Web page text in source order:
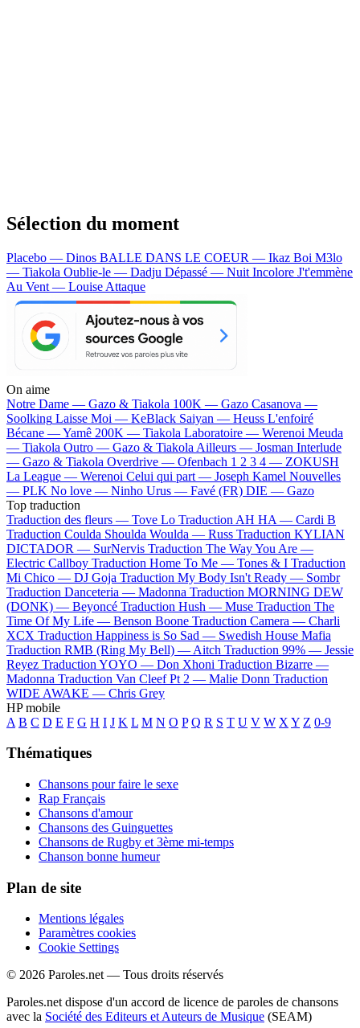
Sélection du moment
Placebo — Dinos BALLE DANS LE COEUR — Ikaz Boi M3lo
— Tiakola Oublie-le — Dadju Dépassé — Nuit Incolore J't'emmène
Au Vent — Louise Attaque
On aime
Notre Dame — Gazo & Tiakola 100K — Gazo Casanova —
Soolking Laisse Moi — KeBlack Saiyan — Heuss L'enfoiré
Bécane —Yamê 200K — Tiakola Laboratoire — Werenoi Meuda
— Tiakola Outro — Gazo & Tiakola Ailleurs — Josman Interlude
— Gazo & Tiakola Overdrive — Ofenbach 1 2 3 4 — ZOKUSH
La League — Werenoi Celui qui part — Joseph Kamel Nouvelles
— PLK No love — Ninho Urus — Favé (FR) DIE — Gazo
Top traduction
Traduction des fleurs — Tove Lo Traduction AH HA — Cardi B
Traduction Coulda Shoulda Woulda — Russ Traduction KYLIAN
DICTADOR — SurNervis Traduction The Way You Are —
Electric Callboy Traduction Home To Me — Tones & I Traduction
Mi Chico — DJ Goja Traduction My Body Isn't Ready — Sombr
Traduction Danceteria — Madonna Traduction MORNING DEW
(DONK) — Beyoncé Traduction Hush — Muse Traduction The
Time Of My Life — Benson Boone Traduction Camera — Charli
XCX Traduction Happiness is So Sad — Swedish House Mafia
Traduction RMB (Ring My Bell) — Aitch Traduction 99% — Jessie
Reyez Traduction YOYO — Don Xhoni Traduction Bizarre —
Madonna Traduction Van Cleef Pt 2 — Malie Donn Traduction
WIDE AWAKE — Chris Grey
HP mobile
A B C D E F G H I J K L M N O P Q R S T U V W X Y Z 0-9
Thématiques
Chansons pour faire le sexe
Rap Français
Chansons d'amour
Chansons des Guinguettes
Chansons de Rugby et 3ème mi-temps
Chanson bonne humeur
Plan de site
Mentions légales
Paramètres cookies
Cookie Settings
© 2026 Paroles.net — Tous droits réservés
Paroles.net dispose d'un accord de licence de paroles de chansons
avec la Société des Editeurs et Auteurs de Musique (SEAM)